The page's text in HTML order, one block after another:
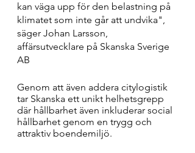
kan väga upp för den belastning på
klimatet som inte går att undvika",
säger Johan Larsson,
affärsutvecklare på Skanska Sverige
AB
Genom att även addera citylogistik
tar Skanska ett unikt helhetsgrepp
där hållbarhet även inkluderar social
hållbarhet genom en trygg och
attraktiv boendemiljö.